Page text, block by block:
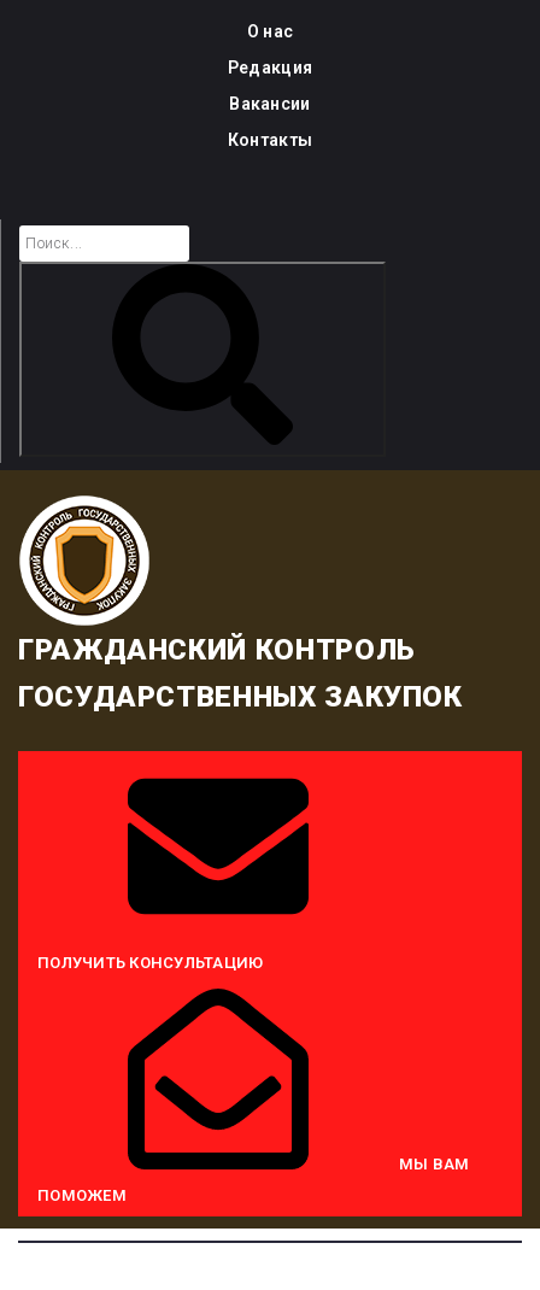
О нас
Редакция
Вакансии
Контакты
ГРАЖДАНСКИЙ КОНТРОЛЬ
ГОСУДАРСТВЕННЫХ ЗАКУПОК
ПОЛУЧИТЬ КОНСУЛЬТАЦИЮ
МЫ ВАМ
ПОМОЖЕМ